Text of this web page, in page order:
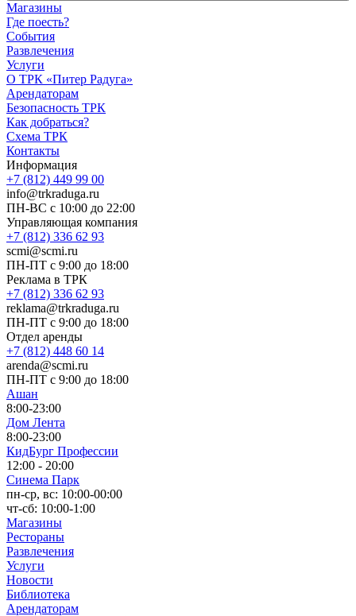
Магазины
Где поесть?
События
Развлечения
Услуги
О ТРК «Питер Радуга»
Арендаторам
Безопасность ТРК
Как добраться?
Схема ТРК
Контакты
Информация
+7 (812) 449 99 00
info@trkraduga.ru
ПН-ВС с 10:00 до 22:00
Управляющая компания
+7 (812) 336 62 93
scmi@scmi.ru
ПН-ПТ с 9:00 до 18:00
Реклама в ТРК
+7 (812) 336 62 93
reklama@trkraduga.ru
ПН-ПТ с 9:00 до 18:00
Отдел аренды
+7 (812) 448 60 14
arenda@scmi.ru
ПН-ПТ с 9:00 до 18:00
Ашан
8:00-23:00
Дом Лента
8:00-23:00
КидБург Профессии
12:00 - 20:00
Синема Парк
пн-ср, вс: 10:00-00:00
чт-сб: 10:00-1:00
Магазины
Рестораны
Развлечения
Услуги
Новости
Библиотека
Арендаторам